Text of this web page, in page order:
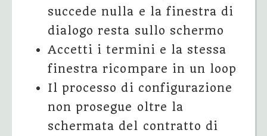
succede nulla e la finestra di
dialogo resta sullo schermo
Accetti i termini e la stessa
finestra ricompare in un loop
Il processo di configurazione
non prosegue oltre la
schermata del contratto di